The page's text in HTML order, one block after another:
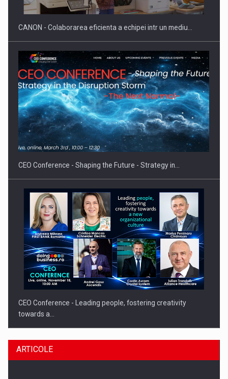
Hard Enduro Piatra Craiului 2026, fueled by benzinariile RO…
CANON - Colaborarea eficienta a echipei intr un mediu…
CEO Conference - Shaping the Future - Strategy in…
CEO Conference - Leading people, fostering creativity
towards a…
ARTICOLE